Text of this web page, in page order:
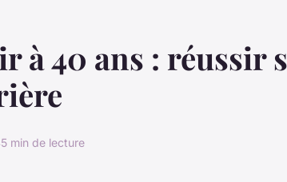
à 40 ans : réussir
5 min de lecture